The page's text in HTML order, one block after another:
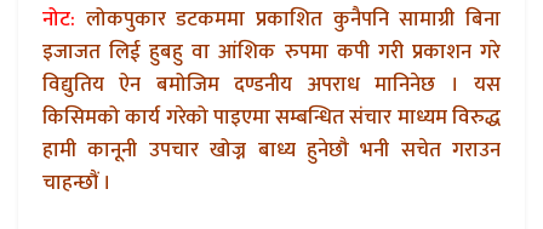
नोट: लोकपुकार डटकममा प्रकाशित कुनैपनि सामाग्री बिना
इजाजत लिई हुबहु वा आंशिक रुपमा कपी गरी प्रकाशन गरे
विद्युतिय ऐन बमोजिम दण्डनीय अपराध मानिनेछ । यस
किसिमको कार्य गरेको पाइएमा सम्बन्धित संचार माध्यम विरुद्ध
हामी कानूनी उपचार खोज्न बाध्य हुनेछौ भनी सचेत गराउन
चाहन्छौं ।